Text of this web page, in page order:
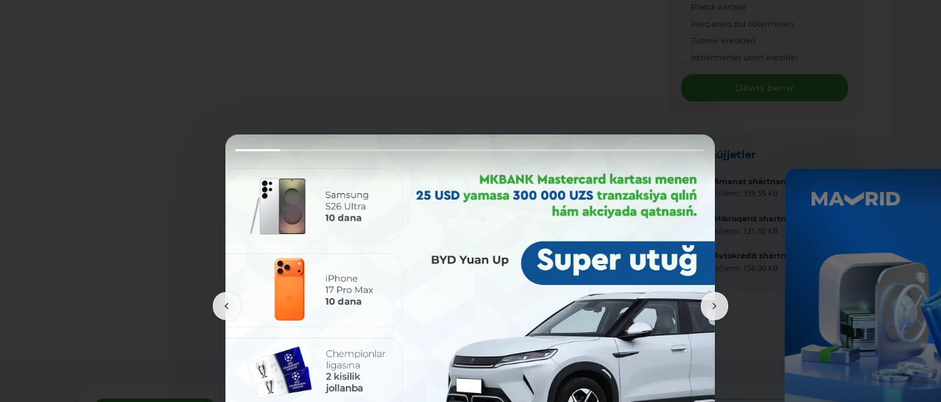
Plastik kartalar
Xalıq aralıq pul ótkermeleri
Tutınıw kreditleri
Isbilermenler ushin kreditler
Dawıs beriw
Jańa hújjetler
Amanat shártnaması úlgisi
Kólemi: 339.55 KB
Mikroqarız shártnaması úlgisi
Kólemi: 121.50 KB
Avtokredit shártnaması úlgisi
Kólemi: 156.00 KB